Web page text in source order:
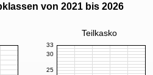
von 2021 bis 2026
Teilkasko
25
30
33